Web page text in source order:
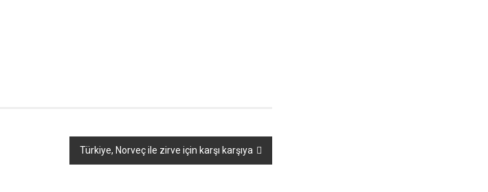
Türkiye, Norveç ile zirve için karşı karşıya